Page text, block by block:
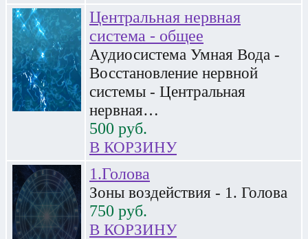
Центральная нервная
система - общее
Аудиосистема Умная Вода -
Восстановление нервной
системы - Центральная
нервная…
500 руб.
В КОРЗИНУ
1.Голова
Зоны воздействия - 1. Голова
750 руб.
В КОРЗИНУ